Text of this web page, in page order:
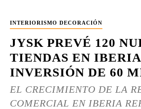
INTERIORISMO DECORACIÓN
JYSK PREVÉ 120
TIENDAS EN
INVERSIÓN DE 60
EL CRECIMIENTO DE LA
COMERCIAL EN IBERIA